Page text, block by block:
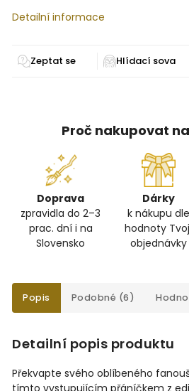
Detailní informace
Zeptat se
Proč nakupovat
Doprava
zpravidla do 2–3
prac. dní i na
Slovensko
Dárky
k nákupu dle
hodnoty
objednávky
Popis Podobné (6)
Detailní popis produktu
Překvapte svého oblíbeného